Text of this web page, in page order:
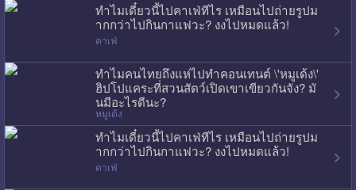
ทำไมเดี๋ยวนี้ไปคาเฟ่ทีไร เหมือนไปถ่ายรูปม
ากกว่าไปกินกาแฟวะ? งงไปหมดแล้ว!
คาเฟ่
ทำไมคนไทยถึงแห่ไปทำคอนเทนต์ \'หมูเด้ง\'
ฮิปโปแคระที่สวนสัตว์เปิดเขาเขียวกันจัง? มั
นมีอะไรดีนะ?
หมูเด้ง
ทำไมเดี๋ยวนี้ไปคาเฟ่ทีไร เหมือนไปถ่ายรูปม
ากกว่าไปกินกาแฟวะ? งงไปหมดแล้ว!
คาเฟ่